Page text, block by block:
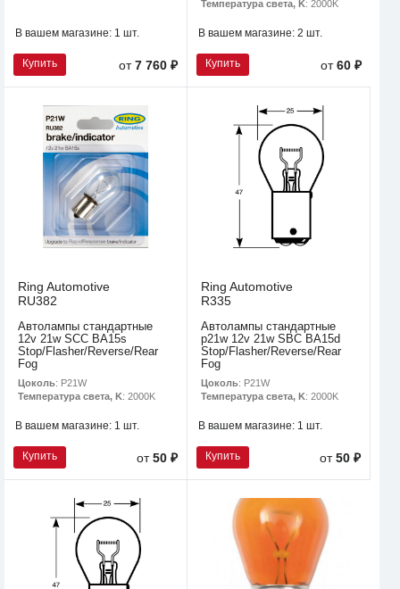
В вашем магазине: 1 шт.
Купить от7 760 ₽
Температура света, K: 2000K
В вашем магазине: 2 шт.
Купить от60 ₽
Ring Automotive
RU382
Автолампы стандартные
12v 21w SCC BA15s
Stop/Flasher/Reverse/Rear
Fog
Цоколь: P21W
Температура света, K: 2000K
В вашем магазине: 1 шт.
Купить от50 ₽
Ring Automotive
R335
Автолампы стандартные
p21w 12v 21w SBC BA15d
Stop/Flasher/Reverse/Rear
Fog
Цоколь: P21W
Температура света, K: 2000K
В вашем магазине: 1 шт.
Купить от50 ₽